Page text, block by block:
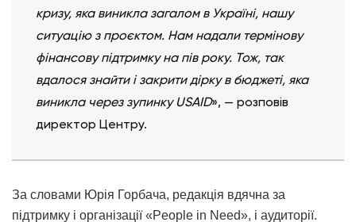
кризу, яка виникла загалом в Україні, нашу
ситуацію з проєктом. Нам надали термінову
фінансову підтримку на пів року. Тож, так
вдалося знайти і закрити дірку в бюджеті, яка
виникла через зупинку USAID», — розповів
директор Центру.
За словами Юрія Горбача, редакція вдячна за
підтримку і організації «People in Need», і аудиторії.